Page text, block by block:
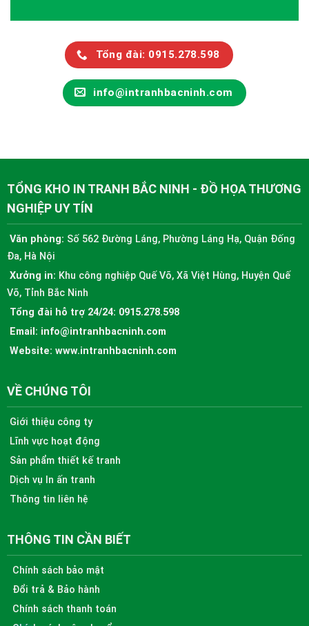
Tổng đài: 0915.278.598
info@intranhbacninh.com
TỔNG KHO IN TRANH BẮC NINH - ĐỒ HỌA THƯƠNG
NGHIỆP UY TÍN
Văn phòng: Số 562 Đường Láng, Phường Láng Hạ, Quận Đống
Đa, Hà Nội
Xưởng in: Khu công nghiệp Quế Võ, Xã Việt Hùng, Huyện Quế
Võ, Tỉnh Bắc Ninh
Tổng đài hỗ trợ 24/24: 0915.278.598
Email: info@intranhbacninh.com
Website: www.intranhbacninh.com
VỀ CHÚNG TÔI
Giới thiệu công ty
Lĩnh vực hoạt động
Sản phẩm thiết kế tranh
Dịch vụ In ấn tranh
Thông tin liên hệ
THÔNG TIN CẦN BIẾT
Chính sách bảo mật
Đổi trả & Bảo hành
Chính sách thanh toán